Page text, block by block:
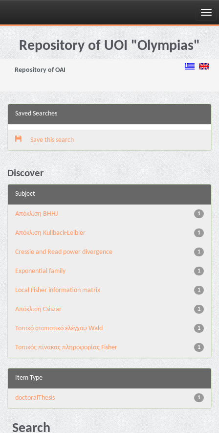
Skip
navigationRepository of UOI "Olympias"
Repository of OAI
Saved Searches
Save this search
Discover
Subject
1
Aπόκλιση BHHJ
1
Aπόκλιση Kullback-Leibler
1
Cressie and Read power divergence
1
Exponential family
1
Local Fisher information matrix
1
Απόκλιση Csiszar
1
Τοπικό στατιστικό ελέγχου Wald
1
Τοπικός πίνακας πληροφορίας Fisher
Item Type
1
doctoralThesis
Search